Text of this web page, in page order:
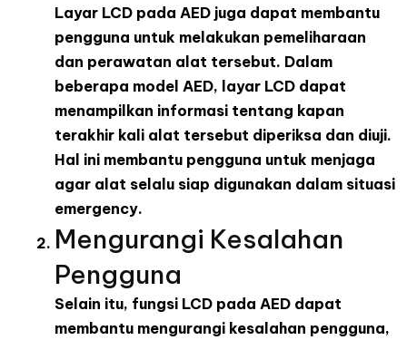
Layar LCD pada AED juga dapat membantu
pengguna untuk melakukan pemeliharaan
dan perawatan alat tersebut. Dalam
beberapa model AED, layar LCD dapat
menampilkan informasi tentang kapan
terakhir kali alat tersebut diperiksa dan diuji.
Hal ini membantu pengguna untuk menjaga
agar alat selalu siap digunakan dalam situasi
emergency.
Mengurangi Kesalahan
Pengguna
Selain itu, fungsi LCD pada AED dapat
membantu mengurangi kesalahan pengguna,